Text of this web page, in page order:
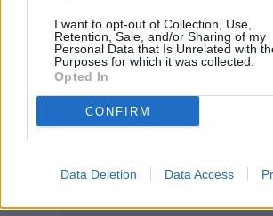
I want to opt-out of Collection, Use,
Retention, Sale, and/or Sharing of my
Personal Data that Is Unrelated with
Purposes for which it was collected.
Opted In
CONFIRM
Data Deletion Data Access
Διαβάστε επίσης: